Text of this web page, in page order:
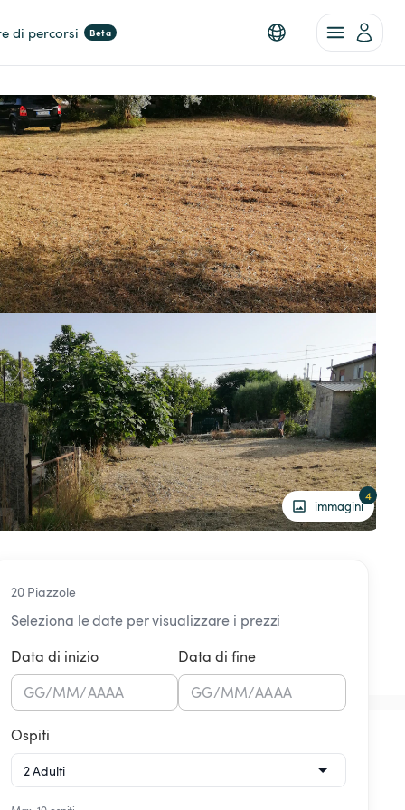
di percorsi Beta
immagini
4
20 Piazzole
Seleziona le date per visualizzare i prezzi
Data di inizio
GG/MM/AAAA
Data di fine
GG/MM/AAAA
Ospiti